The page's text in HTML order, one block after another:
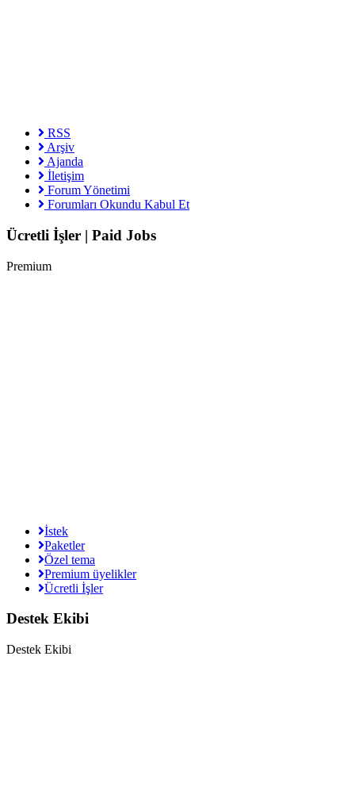
RSS
Arşiv
Ajanda
İletişim
Forum Yönetimi
Forumları Okundu Kabul Et
Ücretli İşler | Paid Jobs
Premium
İstek
Paketler
Özel tema
Premium üyelikler
Ücretli İşler
Destek Ekibi
Destek Ekibi